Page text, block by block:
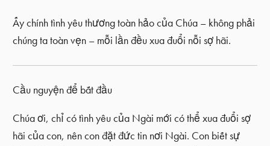
Ấy chính tình yêu thương toàn hảo của Chúa – không phải
chúng ta toàn vẹn – mỗi lần đều xua đuổi nỗi sợ hãi.
Cầu nguyện để bắt đầu
Chúa ơi, chỉ có tình yêu của Ngài mới có thể xua đuổi sợ
hãi của con, nên con đặt đức tin nơi Ngài. Con biết sự